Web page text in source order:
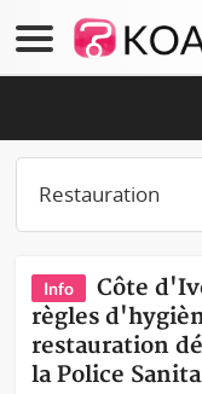
de la Guinée
Info
Côte
règles
restauration
la Police